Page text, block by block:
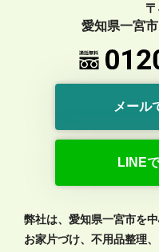
愛知県一宮
メール
LINE
弊社は、愛知県一宮市を
お家片づけ、不用品整理